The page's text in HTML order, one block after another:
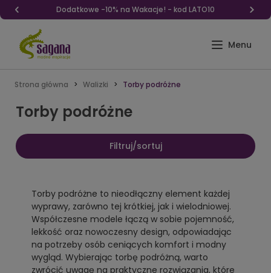
Dodatkowe -10% na Wakacje! - kod LATO10
Strona główna Walizki Torby podróżne
Torby podróżne
Filtruj/sortuj
Torby podróżne to nieodłączny element każdej
wyprawy, zarówno tej krótkiej, jak i wielodniowej.
Współczesne modele łączą w sobie pojemność,
lekkość oraz nowoczesny design, odpowiadając
na potrzeby osób ceniących komfort i modny
wygląd. Wybierając torbę podróżną, warto
zwrócić uwagę na praktyczne rozwiązania, które